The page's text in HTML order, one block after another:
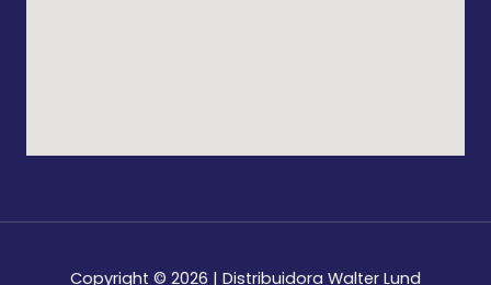
Copyright © 2026 | Distribuidora Walter Lund